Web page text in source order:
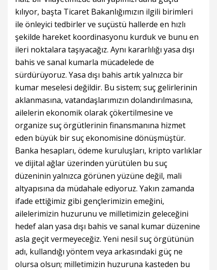
kılıyor, başta Ticaret Bakanlığımızın ilgili birimleri
ile önleyici tedbirler ve suçüstü hallerde en hızlı
şekilde hareket koordinasyonu kurduk ve bunu en
ileri noktalara taşıyacağız. Aynı kararlılığı yasa dışı
bahis ve sanal kumarla mücadelede de
sürdürüyoruz. Yasa dışı bahis artık yalnızca bir
kumar meselesi değildir. Bu sistem; suç gelirlerinin
aklanmasına, vatandaşlarımızın dolandırılmasına,
ailelerin ekonomik olarak çökertilmesine ve
organize suç örgütlerinin finansmanına hizmet
eden büyük bir suç ekonomisine dönüşmüştür.
Banka hesapları, ödeme kuruluşları, kripto varlıklar
ve dijital ağlar üzerinden yürütülen bu suç
düzeninin yalnızca görünen yüzüne değil, mali
altyapısına da müdahale ediyoruz. Yakın zamanda
ifade ettiğimiz gibi gençlerimizin emeğini,
ailelerimizin huzurunu ve milletimizin geleceğini
hedef alan yasa dışı bahis ve sanal kumar düzenine
asla geçit vermeyeceğiz. Yeni nesil suç örgütünün
adı, kullandığı yöntem veya arkasındaki güç ne
olursa olsun; milletimizin huzuruna kasteden bu